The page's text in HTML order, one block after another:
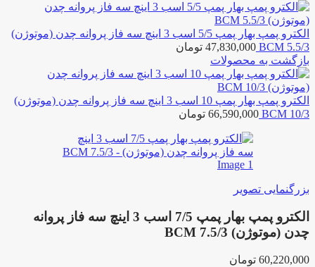
الکترو پمپ بهار پمپ 5/5 اسب 3 اینچ سه فاز پروانه چدن (موتوژن)
BCM 5.5/3
47,830,000 تومان
بازگشت به محصولات
الکترو پمپ بهار پمپ 10 اسب 3 اینچ سه فاز پروانه چدن (موتوژن)
BCM 10/3
66,590,000 تومان
بزرگنمایی تصویر
الکترو پمپ بهار پمپ 7/5 اسب 3 اینچ سه فاز پروانه
چدن (موتوژن) BCM 7.5/3
60,220,000 تومان